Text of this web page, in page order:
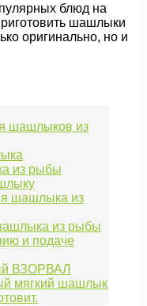
блюд на
шашлыки
оригинально, но и
шашлыков из
из рыбы
шашлыка из
из рыбы
и подаче
ВЗОРВАЛ
мягкий шашлык